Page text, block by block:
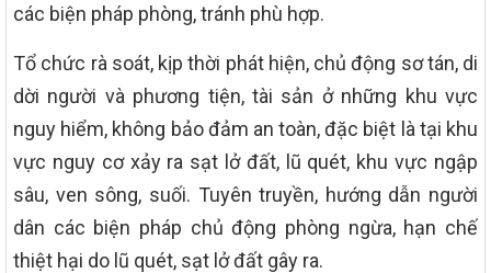
các biện pháp phòng, tránh phù hợp.
Tổ chức rà soát, kịp thời phát hiện, chủ động sơ tán, di
dời người và phương tiện, tài sản ở những khu vực
nguy hiểm, không bảo đảm an toàn, đặc biệt là tại khu
vực nguy cơ xảy ra sạt lở đất, lũ quét, khu vực ngập
sâu, ven sông, suối. Tuyên truyền, hướng dẫn người
dân các biện pháp chủ động phòng ngừa, hạn chế
thiệt hại do lũ quét, sạt lở đất gây ra.